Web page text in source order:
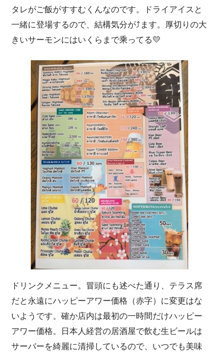
タレがご飯がすすむくんなのです。ドライアイスと
一緒に登場するので、結構気分が⤴ます。厚切りの大
きいサーモンにはいくらまで乘ってる💛
ドリンクメニュー。冒頭にも述べた通り、テラス席
だと永遠にハッピーアワー価格（赤字）に変更はな
いようです。確か店内は最初の一時間だけハッピー
アワー価格。日本人経営の居酒屋で飲む生ビールは
サーバーを綺麗に清掃しているので、いつでも美味